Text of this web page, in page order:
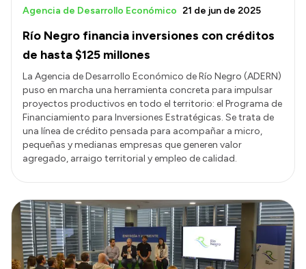
Río Negro financia inversiones con créditos
de hasta $125 millones
Agencia de Desarrollo Económico 21 de jun de 2025
La Agencia de Desarrollo Económico de Río Negro (ADERN)
puso en marcha una herramienta concreta para impulsar
proyectos productivos en todo el territorio: el Programa de
Financiamiento para Inversiones Estratégicas. Se trata de
una línea de crédito pensada para acompañar a micro,
pequeñas y medianas empresas que generen valor
agregado, arraigo territorial y empleo de calidad.